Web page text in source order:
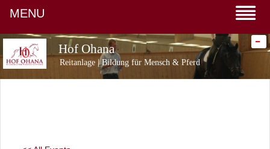
Hof Ohana
Reitanlage | Bildung für Mensch & Pferd
-
MENU